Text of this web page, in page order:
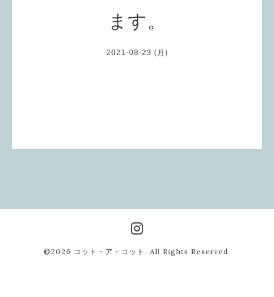
ます。
2021-08-23 (月)
©2026 コット・ア・コット . All Rights Reserved.